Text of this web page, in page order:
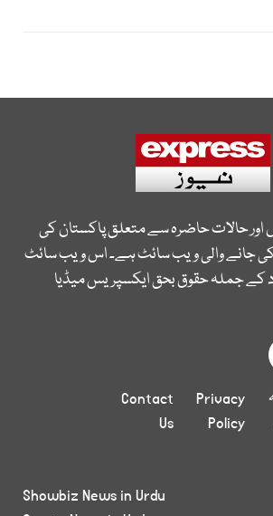
اور حالات حاضرہ سے متعلق پاکستان کی
جانے والی ویب سائٹ ہے۔ اس ویب سائٹ
کے جملہ حقوق بحق ایکسپریس میڈیا
Privacy
Policy
Contact
Us
Showbiz News in Urdu